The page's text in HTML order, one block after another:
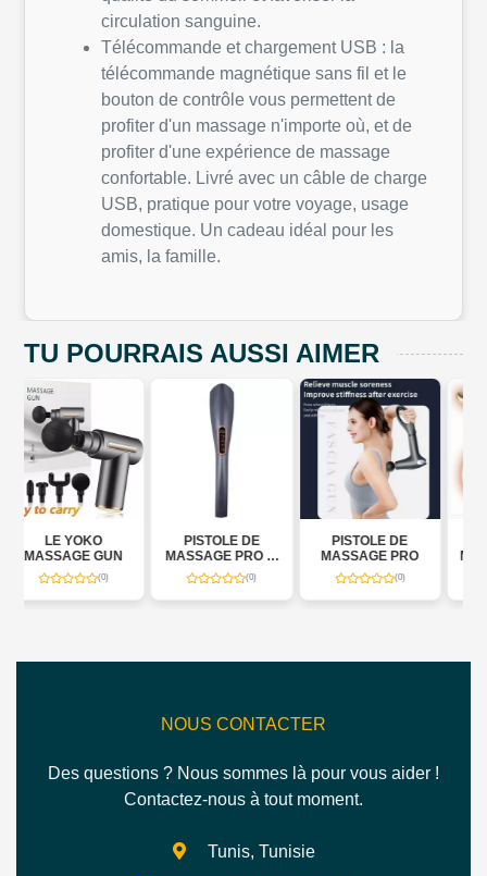
circulation sanguine.
Télécommande et chargement USB : la
télécommande magnétique sans fil et le
bouton de contrôle vous permettent de
profiter d'un massage n'importe où, et de
profiter d'une expérience de massage
confortable. Livré avec un câble de charge
USB, pratique pour votre voyage, usage
domestique. Un cadeau idéal pour les
amis, la famille.
TU POURRAIS AUSSI AIMER
PISTOLE DE
MASSAGE PRO (6
IN ONE)
PISTOLE DE
MASSAGE PRO
APPAREIL DE
MASSAGE FACIAL
NOUS CONTACTER
Des questions ? Nous sommes là pour vous aider !
Contactez-nous à tout moment.
Tunis, Tunisie